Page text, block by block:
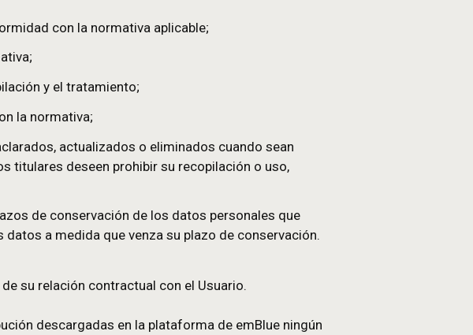
responsable del tratamiento de los datos personales que
si el Usuario se encuentra en la Unión Europea o si su lista de
abril de 2016 (el “RGPD”), al igual que las de la Ley n.° 78-17
y, en particular:
de conformidad con la normativa aplicable;
a la recopilación y el tratamiento;
con la normativa;